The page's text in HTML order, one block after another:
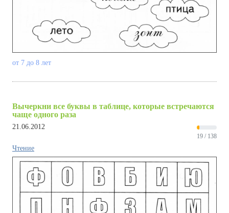
от 7 до 8 лет
Вычеркни все буквы в таблице, которые встречаются
чаще одного раза
21.06.2012
19 / 138
Чтение